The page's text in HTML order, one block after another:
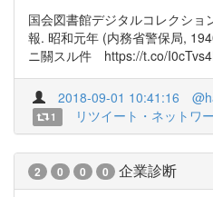
国会図書館デジタルコレクシ
報. 昭和元年 (内務省警保局,
ニ關スル件 https://t.co/
2018-09-01 10:41:16
1 リツイート・ネットワ
2 0 0 0 企業診断